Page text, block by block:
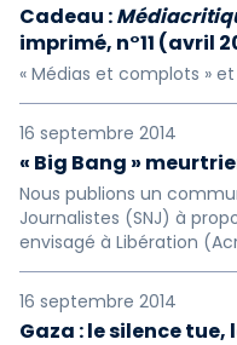
Cadeau :
imprimé, n°11 (avril
« Médias et complots »
16 septembre 2014
« Big Bang »
Nous publions un
Journalistes (SNJ) à
envisagé à Libération
16 septembre 2014
Gaza : le silence